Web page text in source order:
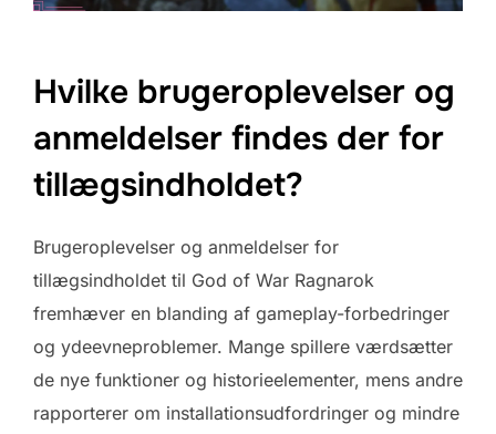
Hvilke brugeroplevelser og
anmeldelser findes der for
tillægsindholdet?
Brugeroplevelser og anmeldelser for
tillægsindholdet til God of War Ragnarok
fremhæver en blanding af gameplay-forbedringer
og ydeevneproblemer. Mange spillere værdsætter
de nye funktioner og historieelementer, mens andre
rapporterer om installationsudfordringer og mindre